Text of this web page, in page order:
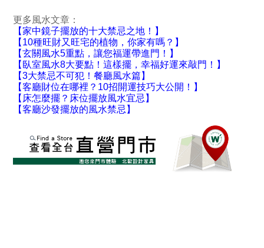
更多風水文章：
【家中鏡子擺放的十大禁忌之地！】
【10種旺財又旺宅的植物，你家有嗎？】
【玄關風水5重點，讓您福運帶進門！】
【臥室風水8大要點！這樣擺，幸福好運來敲門！】
【3大禁忌不可犯！餐廳風水篇】
【客廳財位在哪裡？10招開運技巧大公開！】
【床怎麼擺？床位擺放風水宜忌】
【客廳沙發擺放的風水禁忌 】